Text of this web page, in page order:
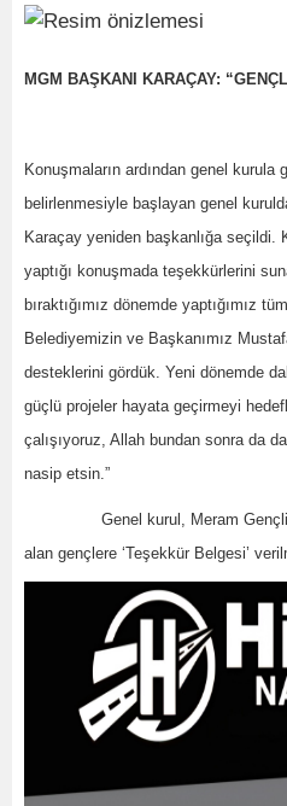
MGM BAŞKANI KARAÇAY:
Konuşmaların ardından genel
belirlenmesiyle başlayan genel
Karaçay yeniden başkanlığa seçildi.
yaptığı konuşmada teşekkürlerini
bıraktığımız dönemde yaptığımız
Belediyemizin ve Başkanımız
desteklerini gördük. Yeni dönemde
güçlü projeler hayata geçirmeyi
çalışıyoruz, Allah bundan sonra da
nasip etsin.”
Genel kurul, Meram Gençlik
alan gençlere ‘Teşekkür Belgesi’